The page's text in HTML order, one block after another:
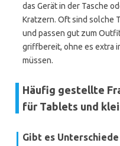
das Gerät in der Tasche
Kratzern. Oft sind solche
und passen gut zum
griffbereit, ohne es extra
müssen.
Häufig gestellte
für Tablets und
Gibt es